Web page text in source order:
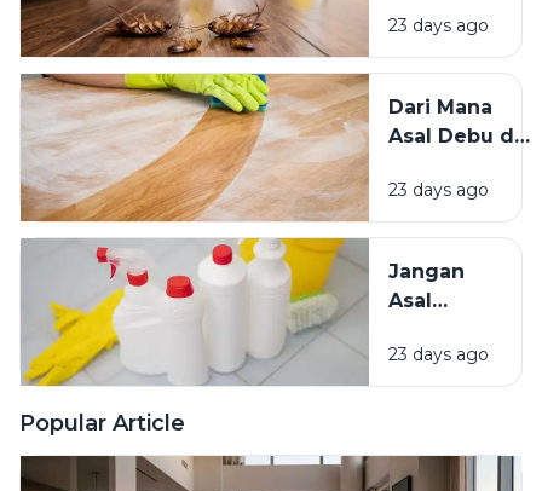
Mengundang
Kecoak,
Hama
Lainnya Ke
23 days ago
Dari Mana
Asal Debu di
Kenali
Penyebab
Mengatasinya
23 days ago
Jangan
Asal
Bahan
Pembersih
23 days ago
Popular Article